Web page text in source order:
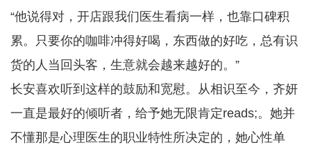
“他说得对，开店跟我们医生看病一样，也靠口碑积
累。只要你的咖啡冲得好喝，东西做的好吃，总有识
货的人当回头客，生意就会越来越好的。”
长安喜欢听到这样的鼓励和宽慰。从相识至今，齐妍
一直是最好的倾听者，给予她无限肯定reads;。她并
不懂那是心理医生的职业特性所决定的，她心性单